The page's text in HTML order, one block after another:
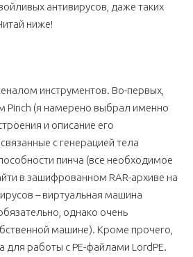
антивирусов, даже таких
ниже!
инструментов. Во-первых,
Pinch (я намерено выбрал именно
и описание его
с генерацией тела
пинча (все необходимое
в зашифрованном RAR-архиве на
– виртуальная машина
однако очень
машине). Кроме прочего,
для работы с PE-файлами LordPE.